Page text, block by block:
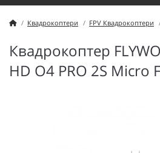
Квадрокоптери FPV Квадрокоптери
Квадрокоптер
HD O4 PRO 2S Micro